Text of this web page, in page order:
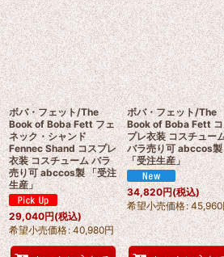
ボバ・フェット/The
Book of Boba Fett フェ
ネック・シャンド
Fennec Shand コスプレ
衣装 コスチューム バラ
売り可 abccos製 「受注
生産」
29,040円(税込)
希望小売価格: 40,980円
ボバ・フェット/The
Book of Boba Fett
プレ衣装 コスチュー
バラ売り可 abccos製
「受注生産」
34,820円(税込)
希望小売価格: 45,960